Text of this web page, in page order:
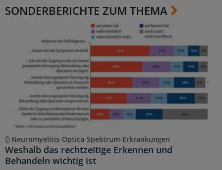
SONDERBERICHTE ZUM THEMA
Neuromyelitis-Optica-Spektrum-Erkrankungen
Weshalb das rechtzeitige Erkennen und
Behandeln wichtig ist